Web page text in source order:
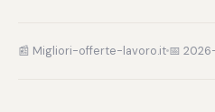
📰 Migliori-offerte-lavoro.it 📅